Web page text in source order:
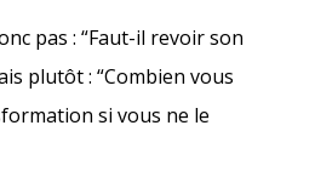
pas : “Faut-il revoir son
plutôt : “Combien vous
si vous ne le